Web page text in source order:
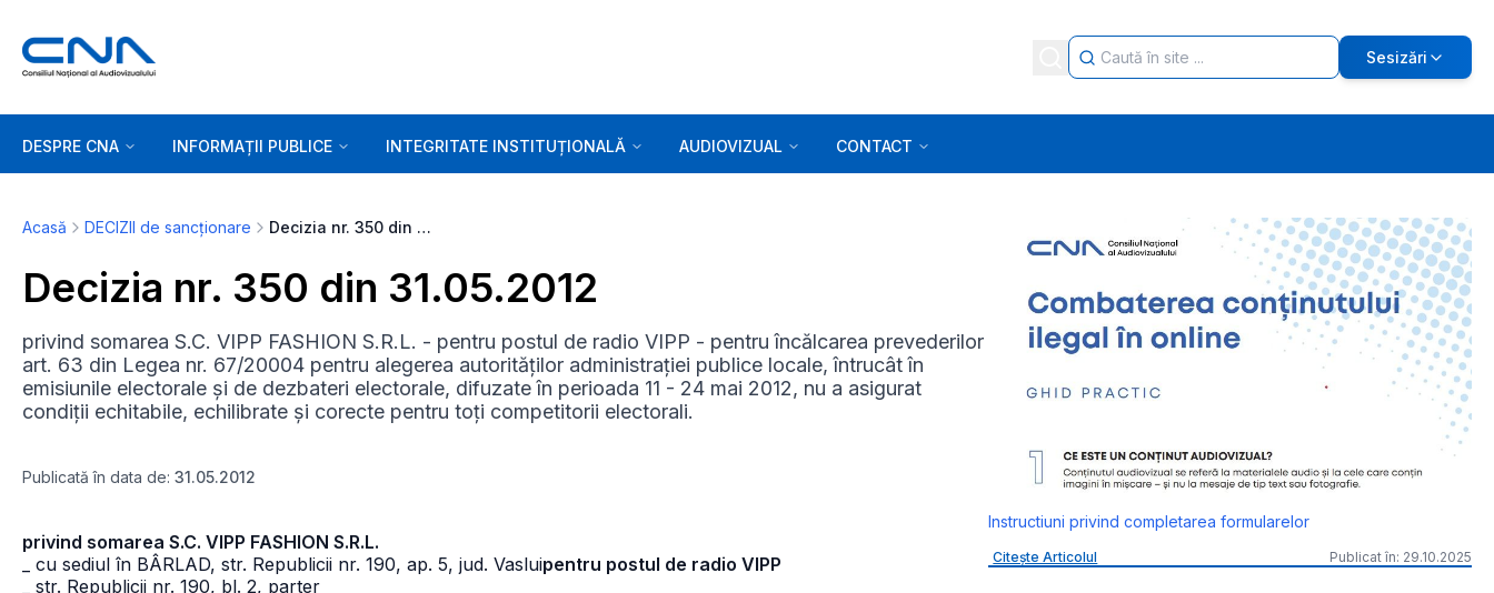
Sesizări
DESPRE CNA INFORMAȚII PUBLICE INTEGRITATE INSTITUȚIONALĂ AUDIOVIZUAL CONTACT
Acasă DECIZII de sancționare Decizia nr. 350 din 31.05.2012
Decizia nr. 350 din 31.05.2012
privind somarea S.C. VIPP FASHION S.R.L. - pentru postul de radio VIPP - pentru încălcarea prevederilor
art. 63 din Legea nr. 67/20004 pentru alegerea autorităților administrației publice locale, întrucât în
emisiunile electorale și de dezbateri electorale, difuzate în perioada 11 - 24 mai 2012, nu a asigurat
condiții echitabile, echilibrate și corecte pentru toți competitorii electorali.
Publicată în data de: 31.05.2012
privind somarea S.C. VIPP FASHION S.R.L.
_ cu sediul în BÂRLAD, str. Republicii nr. 190, ap. 5, jud. Vasluipentru postul de radio VIPP
_ str. Republicii nr. 190, bl. 2, parter
Instructiuni privind completarea formularelor
Citește Articolul Publicat în: 29.10.2025